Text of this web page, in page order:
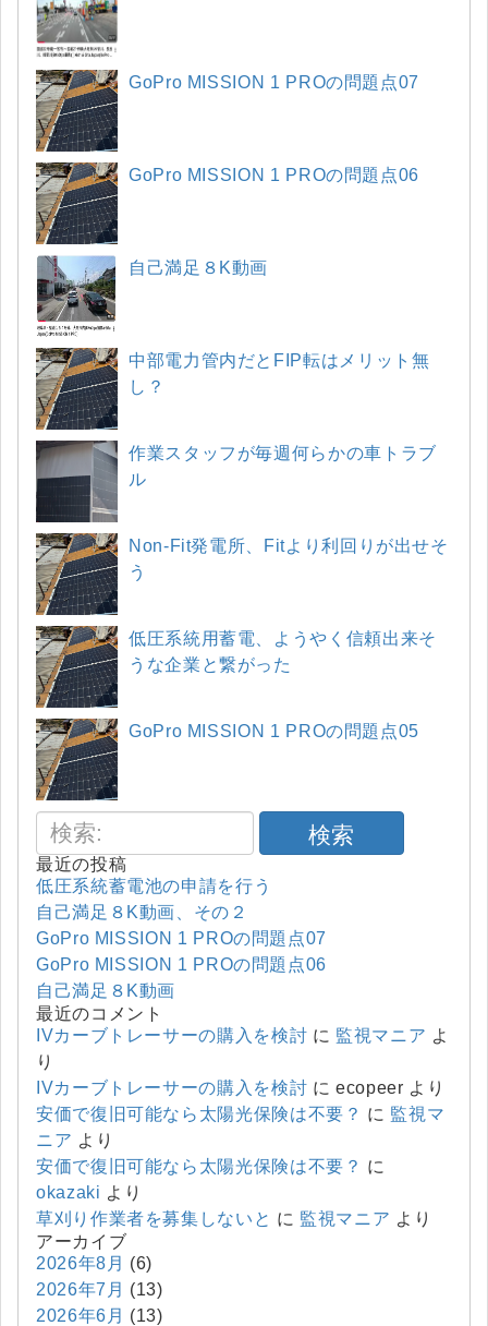
GoPro MISSION 1 PROの問題点07
GoPro MISSION 1 PROの問題点06
自己満足８K動画
中部電力管内だとFIP転はメリット無
し？
作業スタッフが毎週何らかの車トラブ
ル
Non-Fit発電所、Fitより利回りが出せそ
う
低圧系統用蓄電、ようやく信頼出来そ
うな企業と繋がった
GoPro MISSION 1 PROの問題点05
検索
最近の投稿
低圧系統蓄電池の申請を行う
自己満足８K動画、その２
GoPro MISSION 1 PROの問題点07
GoPro MISSION 1 PROの問題点06
自己満足８K動画
最近のコメント
IVカーブトレーサーの購入を検討 に 監視マニア よ
り
IVカーブトレーサーの購入を検討 にecopeer より
安価で復旧可能なら太陽光保険は不要？ に 監視マ
ニア より
安価で復旧可能なら太陽光保険は不要？ に
okazaki より
草刈り作業者を募集しないと に 監視マニア より
アーカイブ
2026年8月 (6)
2026年7月 (13)
2026年6月 (13)